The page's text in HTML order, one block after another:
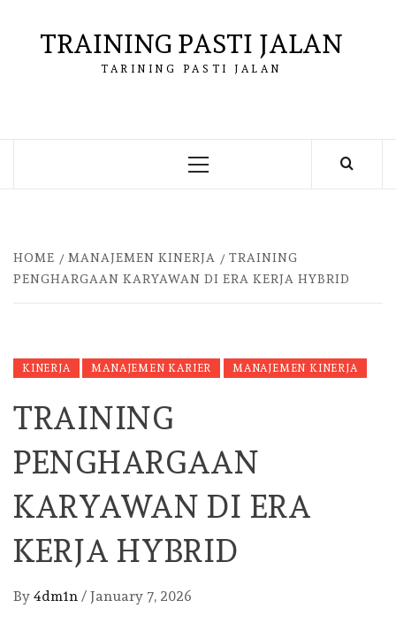
contentTRAINING PASTI JALAN
TARINING PASTI JALAN
Primary
HOME MANAJEMEN KINERJA
TRAINING
PENGHARGAAN KARYAWAN DI ERA KERJA HYBRID
KINERJA MANAJEMEN KARIER MANAJEMEN KINERJA
TRAINING
PENGHARGAAN
KARYAWAN DI ERA
KERJA HYBRID
By 4dm1n / January 7, 2026